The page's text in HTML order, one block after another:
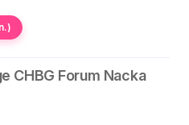
CHBG Forum Nacka